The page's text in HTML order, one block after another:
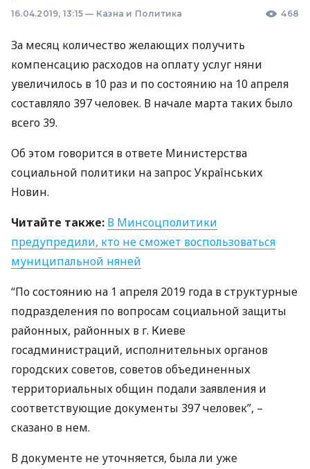
16.04.2019, 13:15 — Казна и Политика 468
За месяц количество желающих получить
компенсацию расходов на оплату услуг няни
увеличилось в 10 раз и по состоянию на 10 апреля
составляло 397 человек. В начале марта таких было
всего 39.
Об этом говорится в ответе Министерства
социальной политики на запрос Українських
Новин.
Читайте также: В Минсоцполитики
предупредили, кто не сможет воспользоваться
муниципальной няней
“По состоянию на 1 апреля 2019 года в структурные
подразделения по вопросам социальной защиты
районных, районных в г. Киеве
госадминистраций, исполнительных органов
городских советов, советов объединенных
территориальных общин подали заявления и
соответствующие документы 397 человек”, –
сказано в нем.
В документе не уточняется, была ли уже